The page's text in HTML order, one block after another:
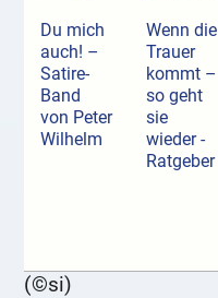
Du mich
auch! –
Satire-
Band
von Peter
Wilhelm
Wenn die
Trauer
kommt –
so geht
sie
wieder -
Ratgeber
(©si)